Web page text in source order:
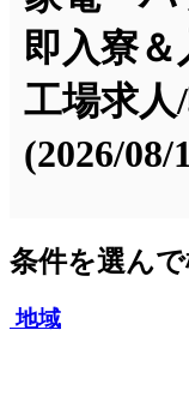
即入寮
工場求人
(2026/08/
条件を選ん
地域